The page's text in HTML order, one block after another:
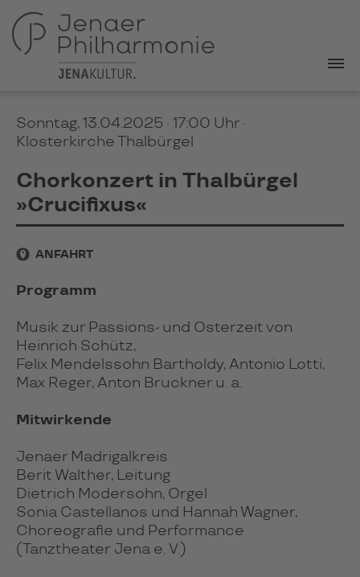
Sonntag, 13.04.2025 · 17:00 Uhr ·
Klosterkirche Thalbürgel
Chorkonzert in Thalbürgel
»Crucifixus«
ANFAHRT
Programm
Musik zur Passions- und Osterzeit von
Heinrich Schütz,
Felix Mendelssohn Bartholdy, Antonio Lotti,
Max Reger, Anton Bruckner u. a.
Mitwirkende
Jenaer Madrigalkreis
Berit Walther, Leitung
Dietrich Modersohn, Orgel
Sonia Castellanos und Hannah Wagner,
Choreografie und Performance
(Tanztheater Jena e. V.)